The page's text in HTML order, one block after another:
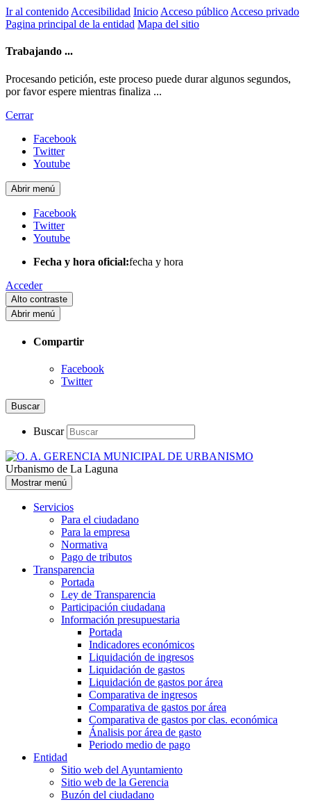
Ir al contenido Accesibilidad Inicio Acceso público Acceso privado
Pagina principal de la entidad Mapa del sitio
Trabajando ...
Procesando petición, este proceso puede durar algunos segundos,
por favor espere mientras finaliza ...
Cerrar
Facebook
Twitter
Youtube
Abrir menú
Facebook
Twitter
Youtube
Fecha y hora oficial:fecha y hora
Acceder
Alto contraste
Abrir menú
Compartir
Facebook
Twitter
Buscar
Buscar
Urbanismo de La Laguna
Mostrar menú
Servicios
Para el ciudadano
Para la empresa
Normativa
Pago de tributos
Transparencia
Portada
Ley de Transparencia
Participación ciudadana
Información presupuestaria
Portada
Indicadores económicos
Liquidación de ingresos
Liquidación de gastos
Liquidación de gastos por área
Comparativa de ingresos
Comparativa de gastos por área
Comparativa de gastos por clas. económica
Ánalisis por área de gasto
Periodo medio de pago
Entidad
Sitio web del Ayuntamiento
Sitio web de la Gerencia
Buzón del ciudadano